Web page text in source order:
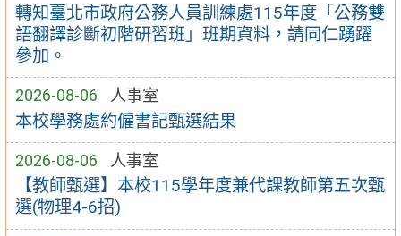
轉知臺北市政府公務人員訓練處115年度「公務雙
語翻譯診斷初階研習班」班期資料，請同仁踴躍
參加。
2026-08-06 人事室
本校學務處約僱書記甄選結果
2026-08-06 人事室
【教師甄選】本校115學年度兼代課教師第五次甄
選(物理4-6招)